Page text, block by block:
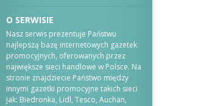
O SERWISIE
Nasz serwis prezentuje Państwu
najlepszą bazę internetowych gazetek
promocyjnych, oferowanych przez
największe sieci handlowe w Polsce. Na
stronie znajdziecie Państwo między
innymi gazetki promocyjne takich sieci
jak: Biedronka, Lidl, Tesco, Auchan,